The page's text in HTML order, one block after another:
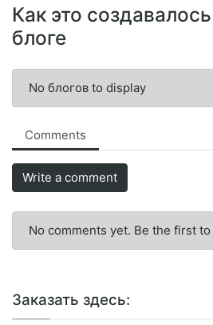
Как это
блоге
No блогов to display
Comments
Write a comment
No comments yet. Be the first
Заказать здесь: